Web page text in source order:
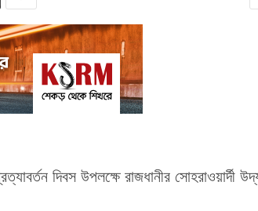
দিবস উপলক্ষে রাজধানীর সোহরাওয়ার্দী